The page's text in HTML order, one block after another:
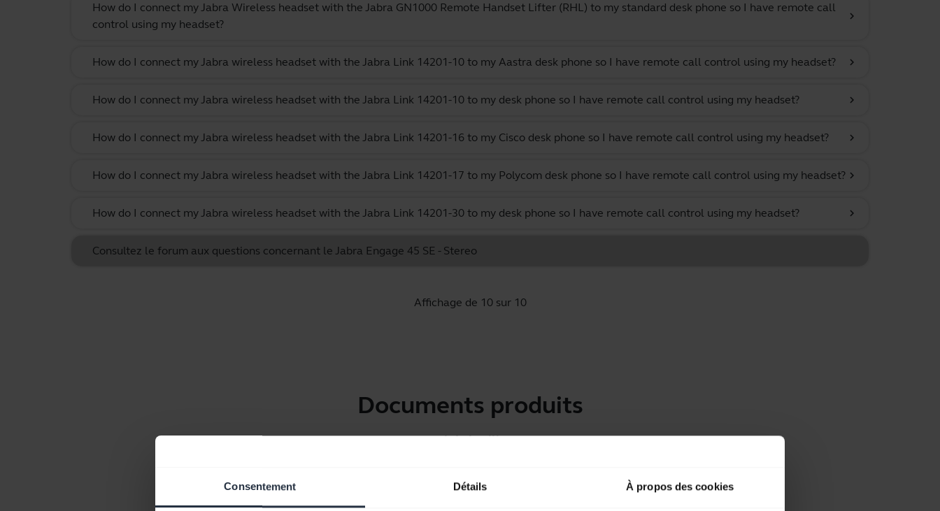
Consentement Détails À propos des cookies
How do I connect my Jabra Wireless headset with the Jabra GN1000 Remote Handset Lifter (RHL) to my standard desk phone so I have remote call
control using my headset?
chevron_right
How do I connect my Jabra wireless headset with the Jabra Link 14201-10 to my Aastra desk phone so I have remote call control using my headset? chevron_right
How do I connect my Jabra wireless headset with the Jabra Link 14201-10 to my desk phone so I have remote call control using my headset? chevron_right
How do I connect my Jabra wireless headset with the Jabra Link 14201-16 to my Cisco desk phone so I have remote call control using my headset? chevron_right
How do I connect my Jabra wireless headset with the Jabra Link 14201-17 to my Polycom desk phone so I have remote call control using my headset? chevron_right
How do I connect my Jabra wireless headset with the Jabra Link 14201-30 to my desk phone so I have remote call control using my headset? chevron_right
Consultez le forum aux questions concernant le Jabra Engage 45 SE - Stereo
Affichage de 10 sur 10
Documents produits
Manuel de l'utilisateur